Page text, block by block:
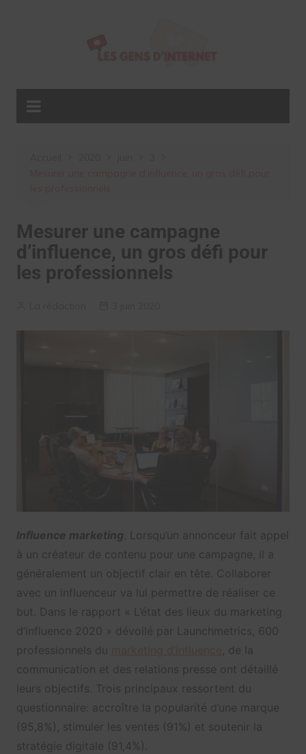
Mesurer une campagne
d’influence, un gros défi pour
les professionnels
Influence marketing . Lorsqu’un annonceur fait appel
à un créateur de contenu pour une campagne, il a
généralement un objectif clair en tête. Collaborer
avec un influenceur va lui permettre de réaliser ce
but. Dans le rapport « L’état des lieux du marketing
d’influence 2020 » dévoilé par Launchmetrics, 600
professionnels du
, de la
communication et des relations presse ont détaillé
leurs objectifs. Trois principaux ressortent du
questionnaire: accroître la popularité d’une marque
(95,8%), stimuler les ventes (91%) et soutenir la
stratégie digitale (91,4%).